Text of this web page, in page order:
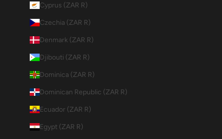
Cyprus (ZAR R)
Czechia (ZAR R)
Denmark (ZAR R)
Djibouti (ZAR R)
Dominica (ZAR R)
Dominican Republic (ZAR R)
Ecuador (ZAR R)
Egypt (ZAR R)